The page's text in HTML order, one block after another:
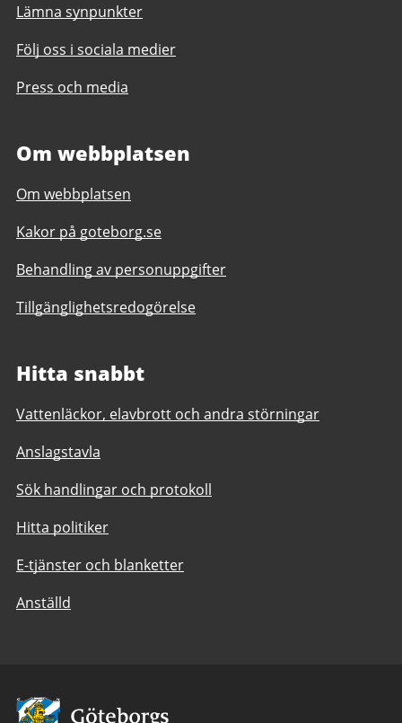
Lämna synpunkter
Följ oss i sociala medier
Press och media
Om webbplatsen
Om webbplatsen
Kakor på goteborg.se
Behandling av personuppgifter
Tillgänglighetsredogörelse
Hitta snabbt
Vattenläckor, elavbrott och andra störningar
Anslagstavla
Sök handlingar och protokoll
Hitta politiker
E-tjänster och blanketter
Anställd
Avsändare: